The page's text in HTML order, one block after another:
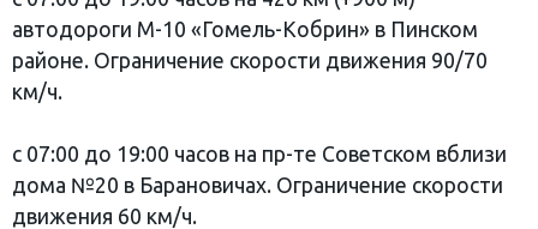
автодороги М-10 «Гомель-Кобрин» в Пинском
районе. Ограничение скорости движения 90/70
км/ч.
с 07:00 до 19:00 часов на пр-те Советском вблизи
дома №20 в Барановичах. Ограничение скорости
движения 60 км/ч.